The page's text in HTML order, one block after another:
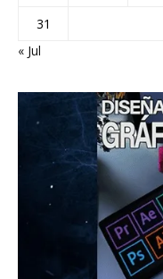
31
« Jul